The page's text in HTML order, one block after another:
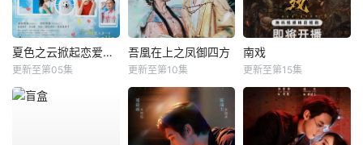
夏色之云掀起恋爱与风暴
更新至第05集
吾凰在上之凤御四方
更新至第10集
南戏
更新至第15集